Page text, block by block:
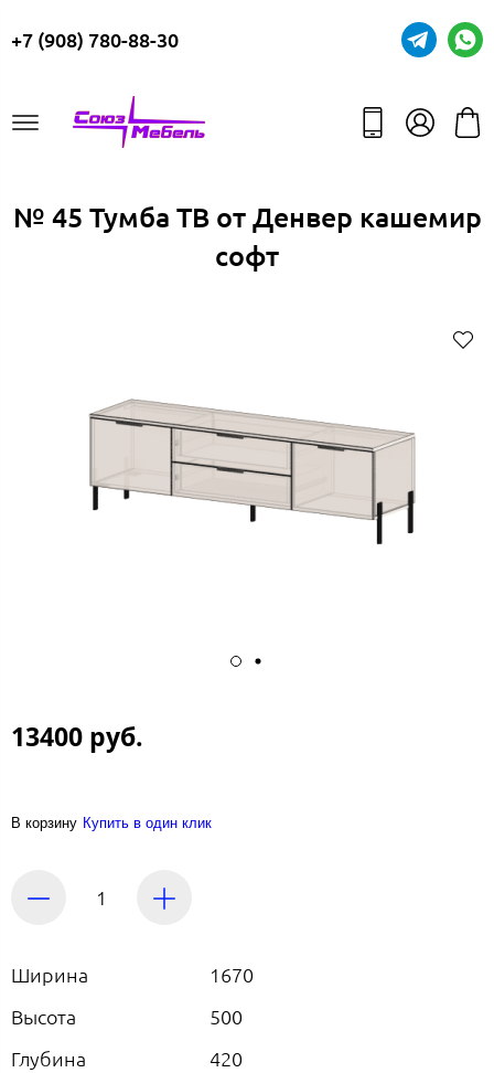
+7 (908) 780-88-30
№ 45 Тумба ТВ от Денвер кашемир
софт
13400 руб.
В корзину Купить в один клик
Ширина
1670
Высота
500
Глубина
420